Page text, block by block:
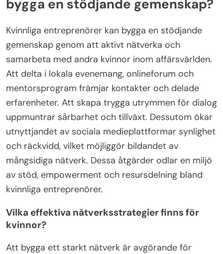
öka synlighet och räckvidd. Samarbete med andra
som förstärker påverkan. Dessutom adresserar
fokus på hållbara metoder moderna
konsumentkrav, vilket positionerar kvinnliga
entreprenörer som ledare inom ansvarsfullt
företagande. Att betona unika egenskaper som
emotionell intelligens och anpassningsförmåga kan
ytterligare särskilja deras tillvägagångssätt på
konkurrensutsatta marknader.
Hur kan kvinnliga entreprenörer
bygga en stödjande gemenskap?
Kvinnliga entreprenörer kan bygga en stödjande
gemenskap genom att aktivt nätverka och